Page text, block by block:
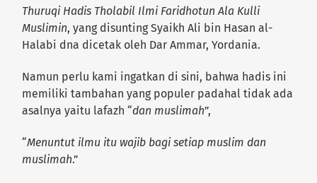
Thuruqi Hadis Tholabil Ilmi Faridhotun Ala Kulli
Muslimin, yang disunting Syaikh Ali bin Hasan al-
Halabi dna dicetak oleh Dar Ammar, Yordania.
Namun perlu kami ingatkan di sini, bahwa hadis ini
memiliki tambahan yang populer padahal tidak ada
asalnya yaitu lafazh “dan muslimah”,
“Menuntut ilmu itu wajib bagi setiap muslim dan
muslimah.”